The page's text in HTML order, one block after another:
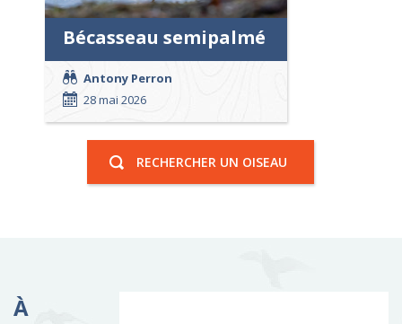
Bécasseau semipalmé
Antony Perron
28 mai 2026
RECHERCHER UN OISEAU
À